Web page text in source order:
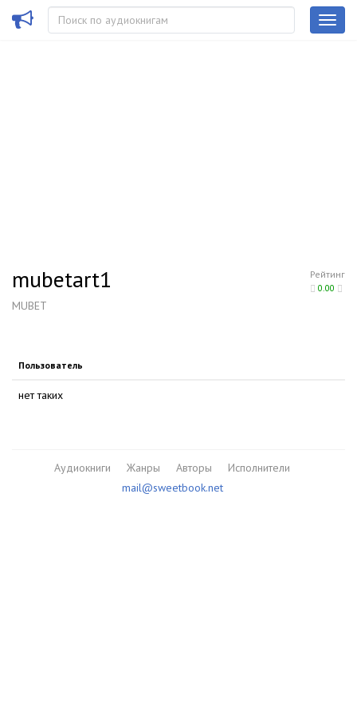
Рейтинг
0.00
mubetart1
MUBET
Пользователь
нет таких
Аудиокниги Жанры Авторы
Исполнители
mail@sweetbook.net